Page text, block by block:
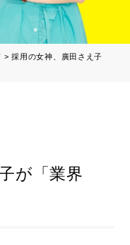
>採用の女神、廣田さえ子
が「業界